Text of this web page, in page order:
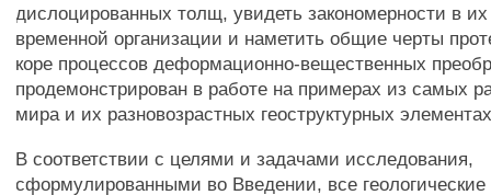
дислоцированных толщ, увидеть закономерности в их
временной организации и наметить общие черты
коре процессов деформационно-вещественных
продемонстрирован в работе на примерах из самых
мира и их разновозрастных геоструктурных
В соответствии с целями и задачами исследования,
сформулированными во Введении, все геологические